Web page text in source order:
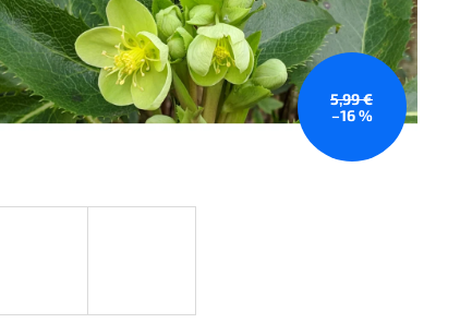
5,99 €
–16 %